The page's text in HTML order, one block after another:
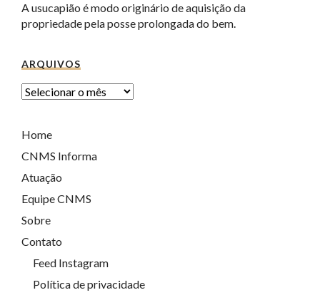
A usucapião é modo originário de aquisição da
propriedade pela posse prolongada do bem.
ARQUIVOS
Home
CNMS Informa
Atuação
Equipe CNMS
Sobre
Contato
Feed Instagram
Política de privacidade